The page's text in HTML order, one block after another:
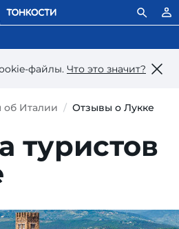
файлы. Что это значит?
об Италии Отзывы о Лукке
туристов